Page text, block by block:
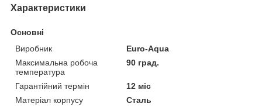
Характеристики
Основні
Виробник
Euro-Aqua
Максимальна робоча
температура
90 град.
Гарантійний термін
12 міс
Матеріал корпусу
Сталь